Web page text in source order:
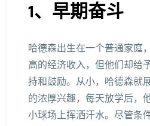
1、早期奋斗
哈德森出生在一个普通家庭
高的经济收入，但他们却给
持和鼓励。从小，哈德森就
的浓厚兴趣，每天放学后，
小球场上挥洒汗水。尽管条